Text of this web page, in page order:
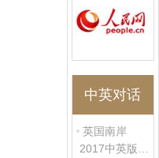
中英对话
英国南岸
2017中英版画